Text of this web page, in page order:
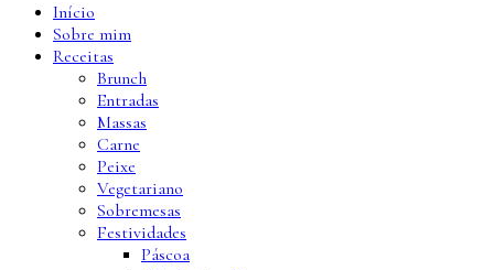
Início
Sobre mim
Receitas
Brunch
Entradas
Massas
Carne
Peixe
Vegetariano
Sobremesas
Festividades
Páscoa